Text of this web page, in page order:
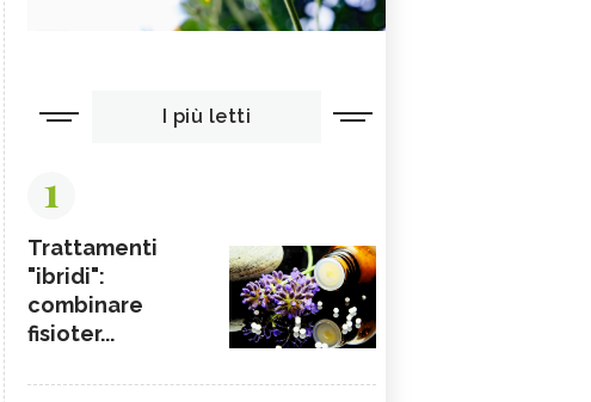
I più letti
1
Trattamenti
"ibridi":
combinare
fisioter...